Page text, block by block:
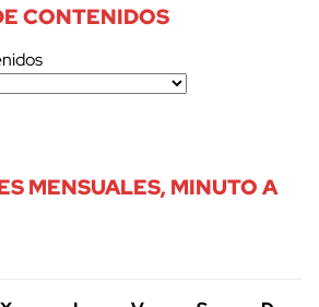
CONTENIDOS
MENSUALES, MINUTO A